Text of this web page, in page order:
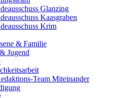
Glanzing
Kaasgraben
Krim
& Familie
Jugend
Team Miteinander